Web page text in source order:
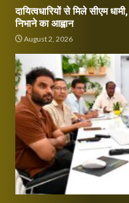
दायित्वधारियों से मिले सीएम
निभाने का आह्वान
August 2, 2026